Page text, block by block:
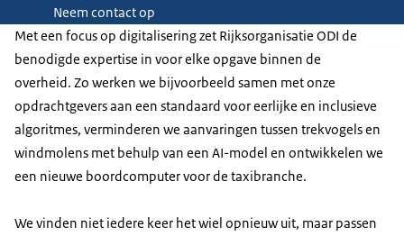
Neem contact op
Met een focus op digitalisering zet Rijksorganisatie ODI de
benodigde expertise in voor elke opgave binnen de
overheid. Zo werken we bijvoorbeeld samen met onze
opdrachtgevers aan een standaard voor eerlijke en inclusieve
algoritmes, verminderen we aanvaringen tussen trekvogels en
windmolens met behulp van een AI-model en ontwikkelen we
een nieuwe boordcomputer voor de taxibranche.
We vinden niet iedere keer het wiel opnieuw uit, maar passen